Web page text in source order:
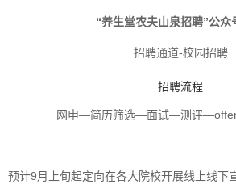
“养生堂农夫山泉招聘”公众
招聘通道-校园招聘
招聘流程
网申—简历筛选—面试—测评—
预计9月上旬起定向在各大院校开展线上线下